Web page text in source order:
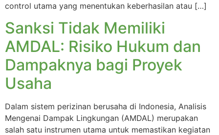
control utama yang menentukan keberhasilan atau […]
Sanksi Tidak Memiliki
AMDAL: Risiko Hukum dan
Dampaknya bagi Proyek
Usaha
Dalam sistem perizinan berusaha di Indonesia, Analisis
Mengenai Dampak Lingkungan (AMDAL) merupakan
salah satu instrumen utama untuk memastikan kegiatan